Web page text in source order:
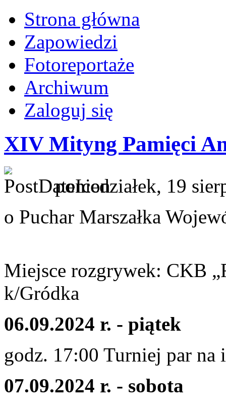
Strona główna
Zapowiedzi
Fotoreportaże
Archiwum
Zaloguj się
XIV Mityng Pamięci
poniedziałek, 19
o Puchar Marszałka
Miejsce rozgrywek: CKB
k/Gródka
06.09.2024 r. - piątek
godz. 17:00 Turniej par na
07.09.2024 r. - sobota